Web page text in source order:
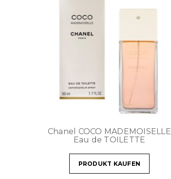
Chanel COCO MADEMOISELLE
Eau de TOILETTE
PRODUKT KAUFEN